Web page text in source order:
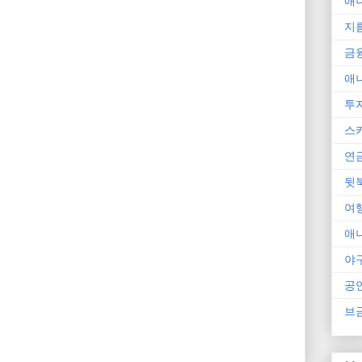
지
금
애
투
스
연
뒷
여
애
야
공
브